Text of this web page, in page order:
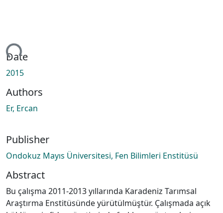
Date
2015
Authors
Er, Ercan
Publisher
Ondokuz Mayıs Üniversitesi, Fen Bilimleri Enstitüsü
Abstract
Bu çalışma 2011-2013 yıllarında Karadeniz Tarımsal
Araştırma Enstitüsünde yürütülmüştür. Çalışmada açık